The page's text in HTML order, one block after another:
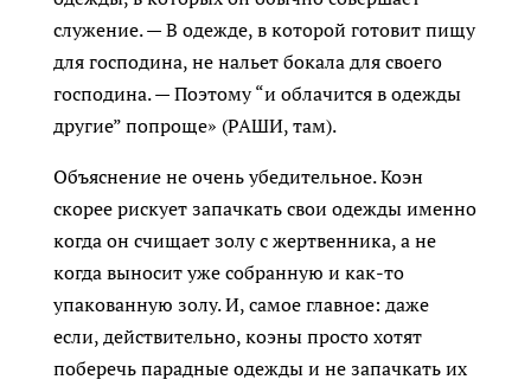
служение. — В одежде, в которой готовит пищу
для господина, не нальет бокала для своего
господина. — Поэтому “и облачится в одежды
другие” попроще» (РАШИ, там).
Объяснение не очень убедительное. Коэн
скорее рискует запачкать свои одежды именно
когда он счищает золу с жертвенника, а не
когда выносит уже собранную и как-то
упакованную золу. И, самое главное: даже
если, действительно, коэны просто хотят
поберечь парадные одежды и не запачкать их